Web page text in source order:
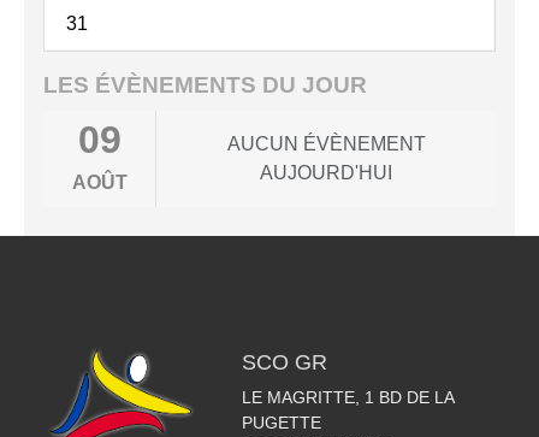
31
LES ÉVÈNEMENTS DU JOUR
09
AOÛT
AUCUN ÉVÈNEMENT
AUJOURD'HUI
SCO GR
LE MAGRITTE, 1 BD DE LA
PUGETTE